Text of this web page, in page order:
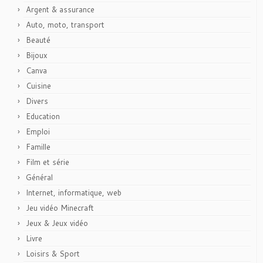
Argent & assurance
Auto, moto, transport
Beauté
Bijoux
Canva
Cuisine
Divers
Education
Emploi
Famille
Film et série
Général
Internet, informatique, web
Jeu vidéo Minecraft
Jeux & Jeux vidéo
Livre
Loisirs & Sport